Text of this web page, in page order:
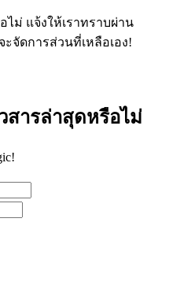
ม่ แจ้งให้เราทราบผ่าน
จัดการส่วนที่เหลือเอง!
สารล่าสุดหรือไม่